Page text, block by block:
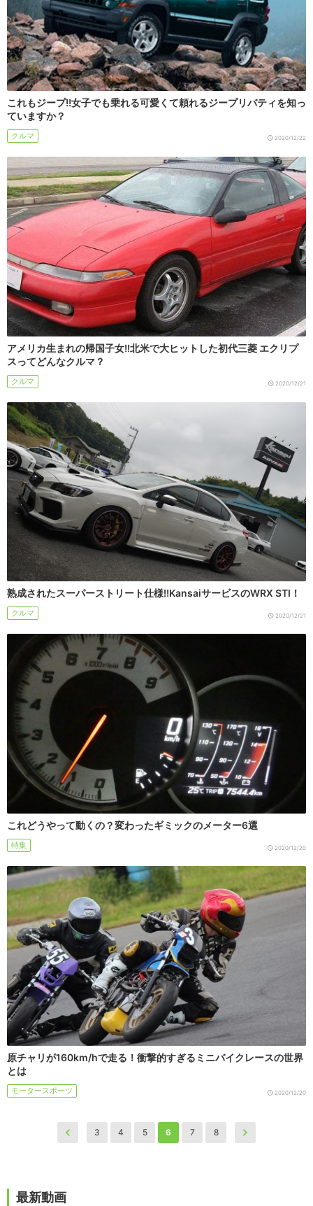
これもジープ!!女子でも乗れる可愛くて頼れるジープリバティを知っ
ていますか？
クルマ 2020/12/22
アメリカ生まれの帰国子女!!北米で大ヒットした初代三菱 エクリプ
スってどんなクルマ？
クルマ 2020/12/21
熟成されたスーパーストリート仕様!!KansaiサービスのWRX STI！
クルマ 2020/12/21
これどうやって動くの？変わったギミックのメーター6選
特集 2020/12/20
原チャリが160km/hで走る！衝撃的すぎるミニバイクレースの世界
とは
モータースポーツ 2020/12/20
3 4 5 6 7 8
最新動画